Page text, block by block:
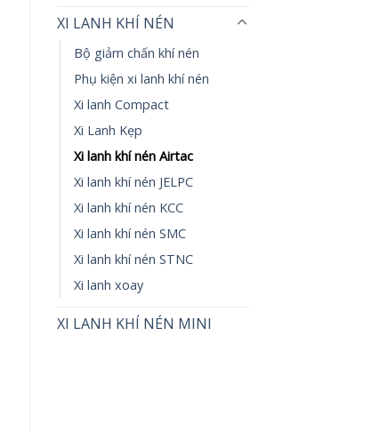
XI LANH KHÍ NÉN
Bộ giảm chấn khí nén
Phụ kiện xi lanh khí nén
Xi lanh Compact
Xi Lanh Kẹp
Xi lanh khí nén Airtac
Xi lanh khí nén JELPC
Xi lanh khí nén KCC
Xi lanh khí nén SMC
Xi lanh khí nén STNC
Xi lanh xoay
XI LANH KHÍ NÉN MINI